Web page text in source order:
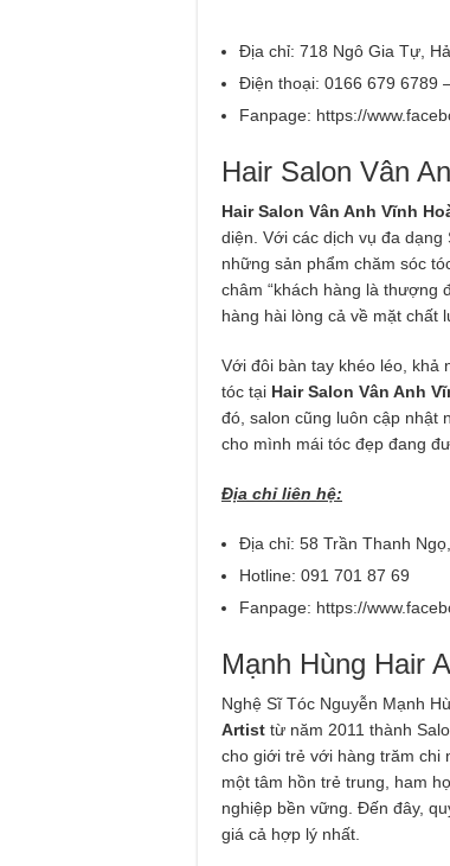
Địa chỉ: 718 Ngô Gia Tự,
Điện thoại: 0166 679 6789
Fanpage: https://
Hair Salon Vân
HairSalon Vân Anh Vĩnh
diện. Với các dịch vụ đa
những sản phẩm chăm sóc
châm “khách hàng là thượng
hàng hài lòng cả về mặt chất
Với đôi bàn tay khéo léo, khả
tóc tại Hair Salon Vân Anh
đó, salon cũng luôn cập nhật
cho mình mái tóc đẹp đang
Địa chỉ liên hệ:
Địa chỉ: 58 Trần Thanh
Hotline: 091 701 87 69
Fanpage: https://
Mạnh Hùng Hair
Nghệ Sĩ Tóc Nguyễn Mạnh
Artist từ năm 2011 thành
cho giới trẻ với hàng trăm chi
một tâm hồn trẻ trung, ham
nghiệp bền vững. Đến đây,
giá cả hợp lý nhất.